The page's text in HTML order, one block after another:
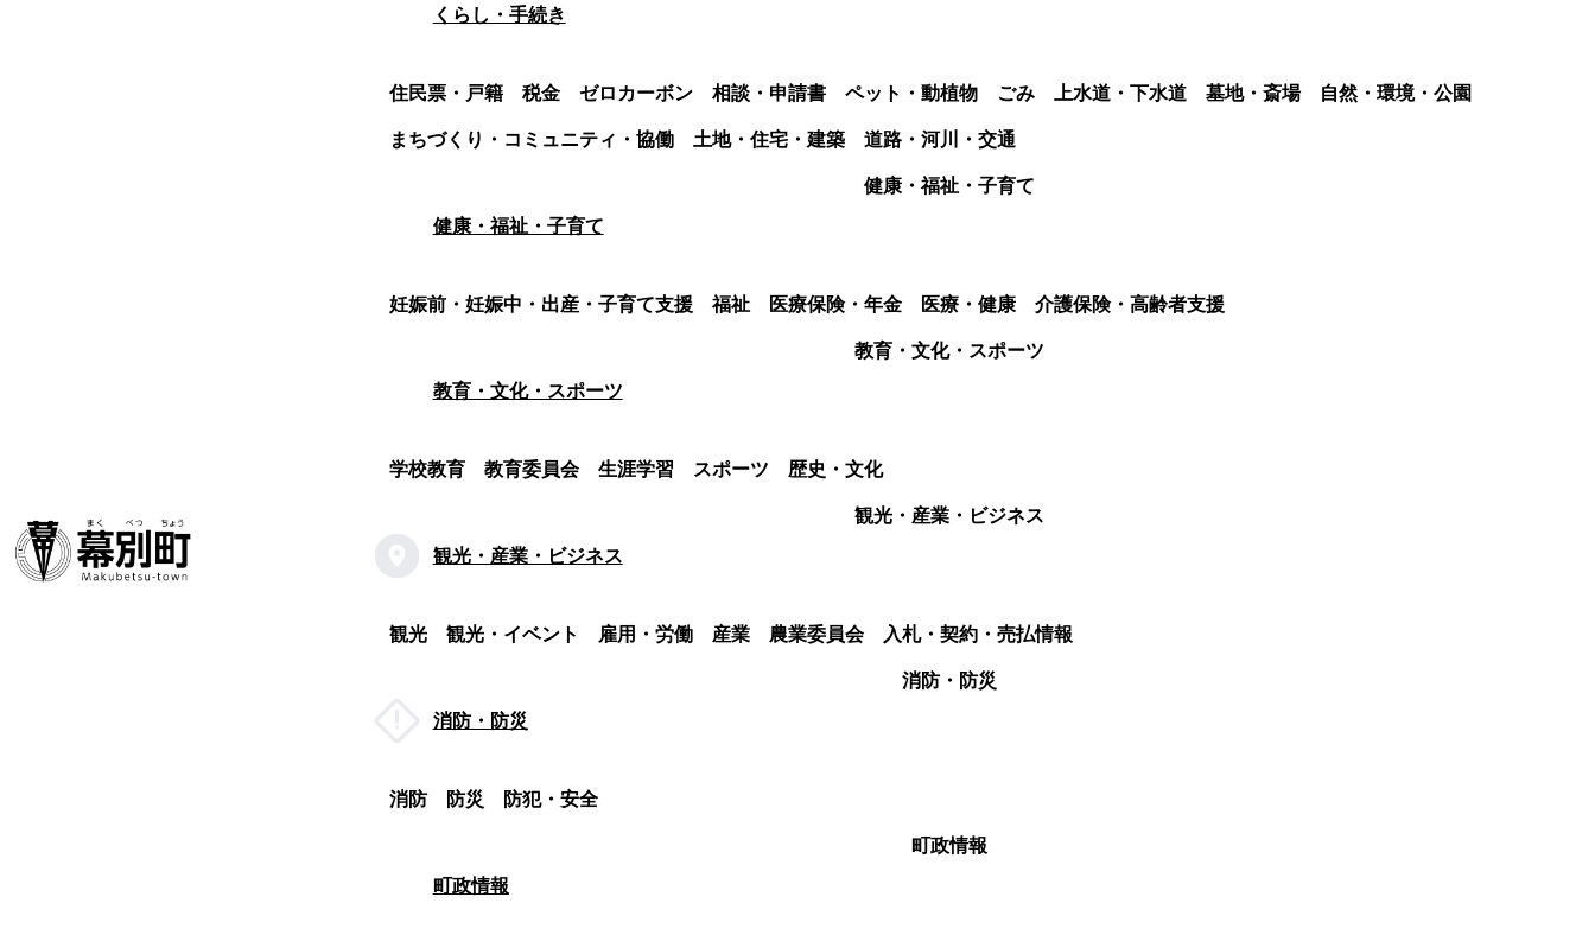
くらし・手続き
住民票・戸籍 税金 ゼロカーボン 相談・申請書 ペット・動植物 ごみ 上水道・下水道 墓地・斎場
自然・環境・公園
まちづくり・コミュニティ・協働
土地・住宅・建築
道路・河川・交通
健康・福祉・子育て
健康・福祉・子育て
妊娠前・妊娠中・出産・子育て支援 福祉 医療保険・年金 医療・健康
介護保険・高齢者支援
教育・文化・スポーツ
教育・文化・スポーツ
学校教育 教育委員会 生涯学習 スポーツ
歴史・文化
観光・産業・ビジネス
観光・産業・ビジネス
観光 観光・イベント 雇用・労働 産業 農業委員会
入札・契約・売払情報
消防・防災
消防・防災
消防 防災
防犯・安全
町政情報
町政情報